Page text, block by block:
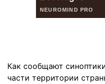
Как сообщают
части территории